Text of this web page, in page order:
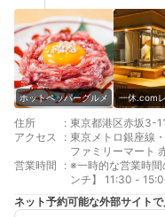
ホットペッパーグルメ 一休.com
住所 : 東京都港区赤坂3-
アクセス
: 東京メトロ銀座
ファミリーマート
メトロ千代田線 赤
営業時間 : ※一時的な営業時間
ンチ】 11:30 - 15:00（LO14:30）
23:15（LO22:45） 【日祝ディナー】 17:30 -
22:00（LO21:30）
ネット予約可能な外部サイトで